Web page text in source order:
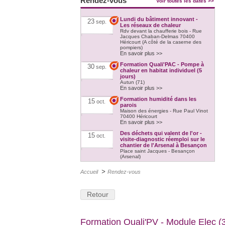
23 sep.
Lundi du bâtiment innovant -
Les réseaux de chaleur
Rdv devant la chaufferie bois - Rue
Jacques Chaban-Delmas 70400
Héricourt (A côté de la caserne des
pompiers)
En savoir plus >>
30 sep.
Formation Quali'PAC - Pompe à
chaleur en habitat individuel (5
jours)
Autun (71)
En savoir plus >>
15 oct.
Formation humidité dans les
parois
Maison des énergies - Rue Paul Vinot
70400 Héricourt
En savoir plus >>
15 oct.
Des déchets qui valent de l'or -
visite-diagnostic réemploi sur le
chantier de l'Arsenal à Besançon
Place saint Jacques - Besançon
(Arsenal)
En savoir plus >>
21 oct.
Formation Quali'PAC - Pompe à
jours)
Accueil > Rendez-vous
Retour
Formation Quali'PV - Module Elec